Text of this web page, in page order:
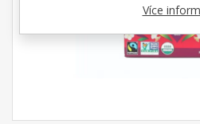
Více